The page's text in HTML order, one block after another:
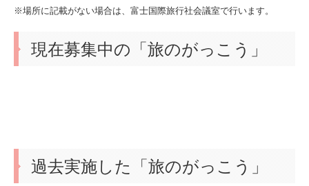
採用情報
※場所に記載がない場合は、富士国際旅行社会議室で行います。
現在募集中の「旅のがっこう」
過去実施した「旅のがっこう」